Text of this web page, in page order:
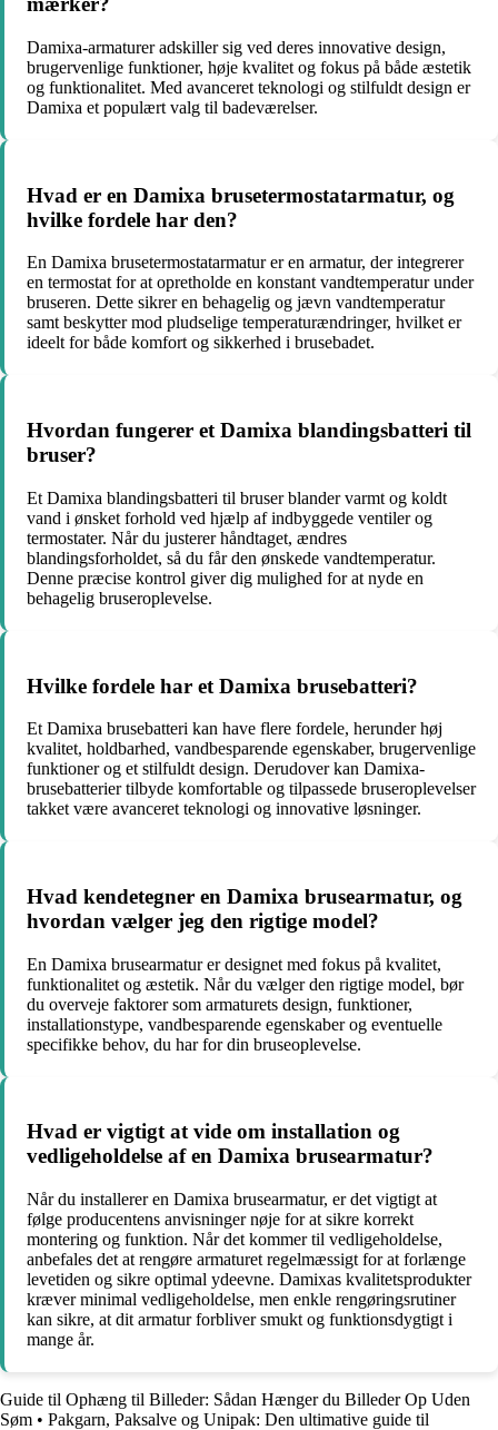
Damixa-armaturer adskiller sig ved deres innovative design,
brugervenlige funktioner, høje kvalitet og fokus på både æstetik
og funktionalitet. Med avanceret teknologi og stilfuldt design er
Damixa et populært valg til badeværelser.
Hvad er en Damixa brusetermostatarmatur, og
hvilke fordele har den?
En Damixa brusetermostatarmatur er en armatur, der integrerer
en termostat for at opretholde en konstant vandtemperatur under
bruseren. Dette sikrer en behagelig og jævn vandtemperatur
samt beskytter mod pludselige temperaturændringer, hvilket er
ideelt for både komfort og sikkerhed i brusebadet.
Hvordan fungerer et Damixa blandingsbatteri til
bruser?
Et Damixa blandingsbatteri til bruser blander varmt og koldt
vand i ønsket forhold ved hjælp af indbyggede ventiler og
termostater. Når du justerer håndtaget, ændres
blandingsforholdet, så du får den ønskede vandtemperatur.
Denne præcise kontrol giver dig mulighed for at nyde en
behagelig bruseroplevelse.
Hvilke fordele har et Damixa brusebatteri?
Et Damixa brusebatteri kan have flere fordele, herunder høj
kvalitet, holdbarhed, vandbesparende egenskaber, brugervenlige
funktioner og et stilfuldt design. Derudover kan Damixa-
brusebatterier tilbyde komfortable og tilpassede bruseroplevelser
takket være avanceret teknologi og innovative løsninger.
Hvad kendetegner en Damixa brusearmatur, og
hvordan vælger jeg den rigtige model?
En Damixa brusearmatur er designet med fokus på kvalitet,
funktionalitet og æstetik. Når du vælger den rigtige model, bør
du overveje faktorer som armaturets design, funktioner,
installationstype, vandbesparende egenskaber og eventuelle
specifikke behov, du har for din bruseoplevelse.
Hvad er vigtigt at vide om installation og
vedligeholdelse af en Damixa brusearmatur?
Når du installerer en Damixa brusearmatur, er det vigtigt at
følge producentens anvisninger nøje for at sikre korrekt
montering og funktion. Når det kommer til vedligeholdelse,
anbefales det at rengøre armaturet regelmæssigt for at forlænge
levetiden og sikre optimal ydeevne. Damixas kvalitetsprodukter
kræver minimal vedligeholdelse, men enkle rengøringsrutiner
kan sikre, at dit armatur forbliver smukt og funktionsdygtigt i
mange år.
Guide til Ophæng til Billeder: Sådan Hænger du Billeder Op Uden
Søm • Pakgarn, Paksalve og Unipak: Den ultimative guide til